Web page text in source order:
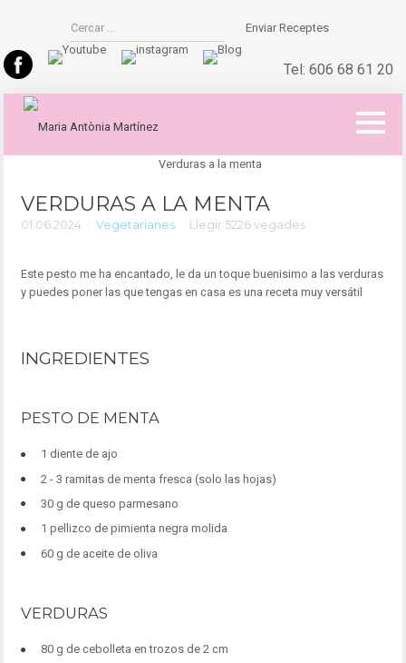
Enviar Receptes
Tel: 606 68 61 20
VERDURAS A LA MENTA
01.06.2024 Vegetarianes Llegir 5226 vegades
Este pesto me ha encantado, le da un toque buenisimo a las verduras
y puedes poner las que tengas en casa es una receta muy versátil
INGREDIENTES
PESTO DE MENTA
1 diente de ajo
2 - 3 ramitas de menta fresca (solo las hojas)
30 g de queso parmesano
1 pellizco de pimienta negra molida
60 g de aceite de oliva
VERDURAS
80 g de cebolleta en trozos de 2 cm